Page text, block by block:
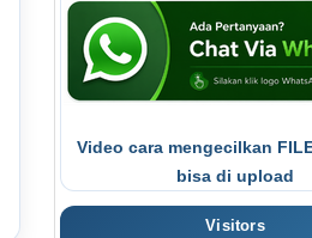
Video cara mengecilkan
bisa di upload
Visitors